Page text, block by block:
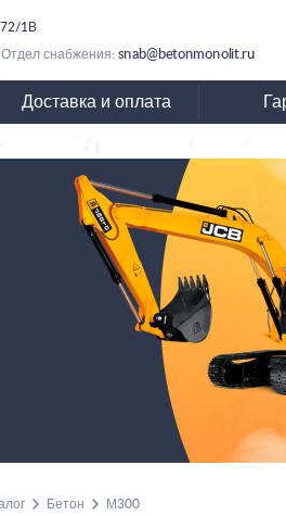
72/1В
Отдел снабжения: snab@betonmonolit.ru
Доставка и оплата
Бетон М300